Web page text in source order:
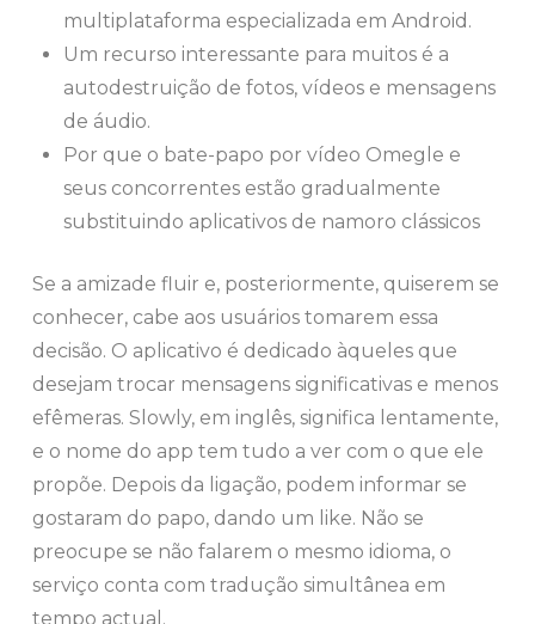
multiplataforma especializada em Android.
Um recurso interessante para muitos é a
autodestruição de fotos, vídeos e mensagens
de áudio.
Por que o bate-papo por vídeo Omegle e
seus concorrentes estão gradualmente
substituindo aplicativos de namoro clássicos
Se a amizade fluir e, posteriormente, quiserem se
conhecer, cabe aos usuários tomarem essa
decisão. O aplicativo é dedicado àqueles que
desejam trocar mensagens significativas e menos
efêmeras. Slowly, em inglês, significa lentamente,
e o nome do app tem tudo a ver com o que ele
propõe. Depois da ligação, podem informar se
gostaram do papo, dando um like. Não se
preocupe se não falarem o mesmo idioma, o
serviço conta com tradução simultânea em
tempo actual.